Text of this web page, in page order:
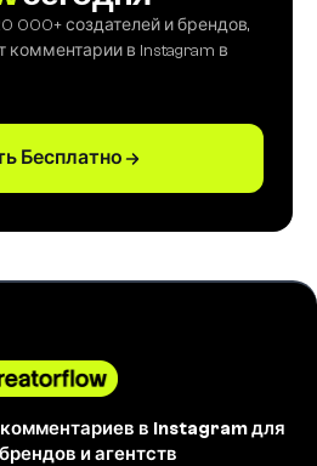
000+ создателей и брендов,
в Instagram в
Бесплатно
в Instagram для
и агентств